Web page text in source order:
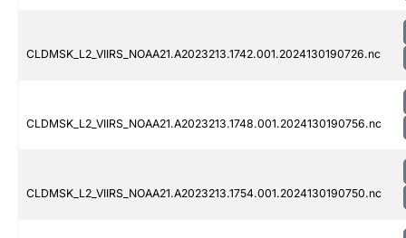
CLDMSK_L2_VIIRS_NOAA21.A2023213.1742.001.2024130190726.nc
CLDMSK_L2_VIIRS_NOAA21.A2023213.1748.001.2024130190756.nc
CLDMSK_L2_VIIRS_NOAA21.A2023213.1754.001.2024130190750.nc